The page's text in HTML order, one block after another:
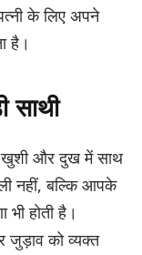
के लिए अपने
है।
खुशी और दुख में साथ
नहीं, बल्कि आपके
होती है।
जुड़ाव को व्यक्त